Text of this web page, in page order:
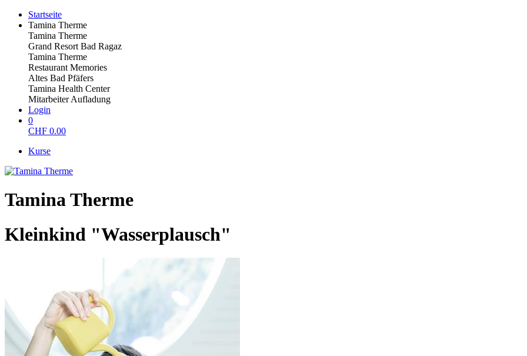
Startseite
Tamina Therme
Tamina Therme
Grand Resort Bad Ragaz
Tamina Therme
Restaurant Memories
Altes Bad Pfäfers
Tamina Health Center
Mitarbeiter Aufladung
Login
0
CHF 0.00
Kurse
Tamina Therme
Kleinkind "Wasserplausch"